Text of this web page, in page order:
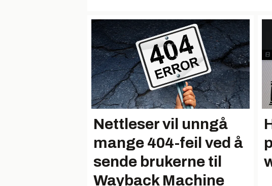
Nettleser vil unngå
mange 404-feil ved å
sende brukerne til
Wayback Machine